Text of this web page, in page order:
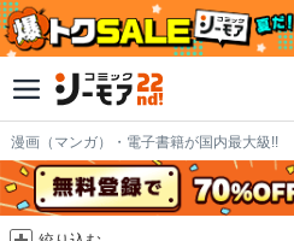
漫画（マンガ）・電子書籍が国内最大級!!